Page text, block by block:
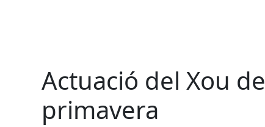
Actuació del Xou de
primavera